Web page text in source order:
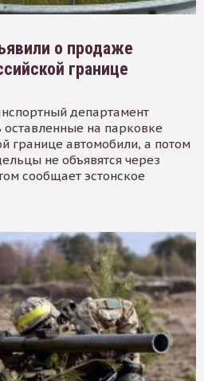
о продаже
границе
департамент
оставленные на парковке
границе автомобили, а потом
не объявятся через
сообщает эстонское